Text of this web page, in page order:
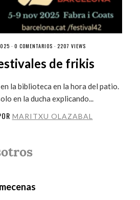
· 0 COMENTARIOS · 2207 VIEWS
de frikis
la biblioteca en la hora del patio.
en la ducha explicando...
MARITXU OLAZABAL